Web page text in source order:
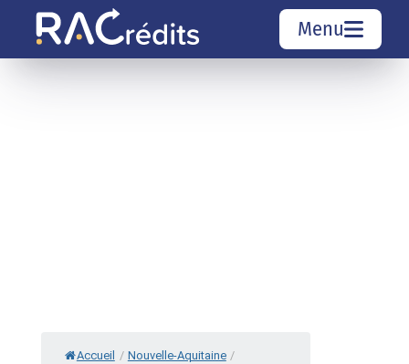
Menu
Accueil / Nouvelle-Aquitaine /